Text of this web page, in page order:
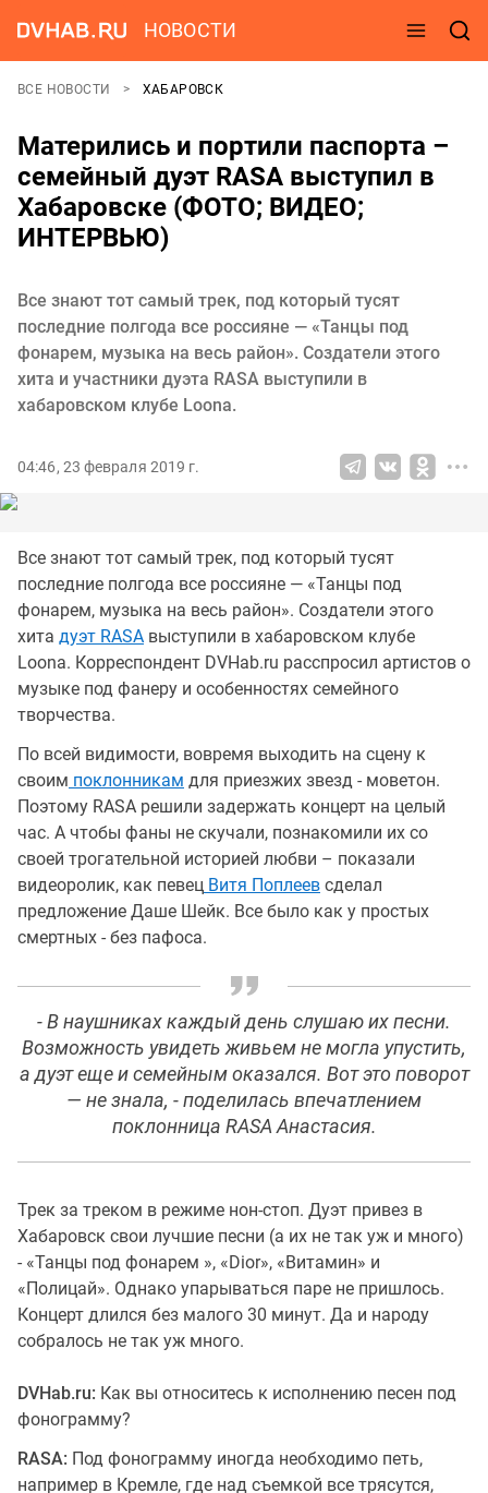
НОВОСТИ
ВСЕ НОВОСТИ ХАБАРОВСК
Матерились и портили паспорта –
семейный дуэт RASA выступил в
Хабаровске (ФОТО; ВИДЕО;
ИНТЕРВЬЮ)
Все знают тот самый трек, под который тусят
последние полгода все россияне — «Танцы под
фонарем, музыка на весь район». Создатели этого
хита и участники дуэта RASA выступили в
хабаровском клубе Loona.
04:46, 23 февраля 2019 г.
Все знают тот самый трек, под который тусят
последние полгода все россияне — «Танцы под
фонарем, музыка на весь район». Создатели этого
хита дуэт RASA выступили в хабаровском клубе
Loona. Корреспондент DVHab.ru расспросил артистов о
музыке под фанеру и особенностях семейного
творчества.
По всей видимости, вовремя выходить на сцену к
своим поклонникам для приезжих звезд - моветон.
Поэтому RASA решили задержать концерт на целый
час. А чтобы фаны не скучали, познакомили их со
своей трогательной историей любви – показали
видеоролик, как певец Витя Поплеев сделал
предложение Даше Шейк. Все было как у простых
смертных - без пафоса.
- В наушниках каждый день слушаю их песни.
Возможность увидеть живьем не могла упустить,
а дуэт еще и семейным оказался. Вот это поворот
— не знала, - поделилась впечатлением
поклонница RASA Анастасия.
Трек за треком в режиме нон-стоп. Дуэт привез в
Хабаровск свои лучшие песни (а их не так уж и много)
- «Танцы под фонарем », «Dior», «Витамин» и
«Полицай». Однако упарываться паре не пришлось.
Концерт длился без малого 30 минут. Да и народу
собралось не так уж много.
DVHab.ru: Как вы относитесь к исполнению песен под
фонограмму?
RASA: Под фонограмму иногда необходимо петь,
например в Кремле, где над съемкой все трясутся,